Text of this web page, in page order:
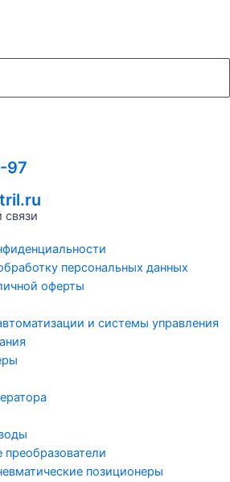
97
связи
персональных данных
оферты
и системы управления
преобразователи
позиционеры